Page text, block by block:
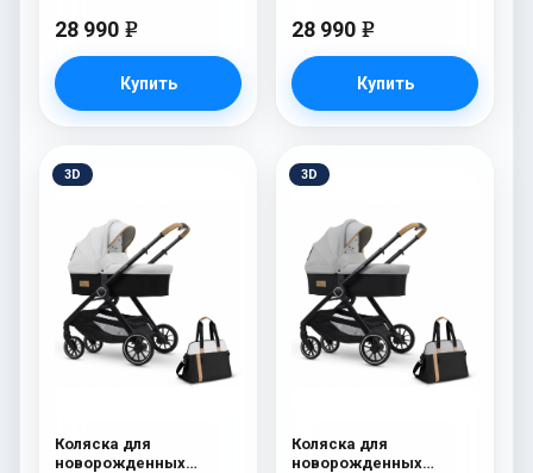
28 990 e
Купить
28 990 e
Купить
3D
Коляска для
новорожденных
3D
Коляска для
новорожденных